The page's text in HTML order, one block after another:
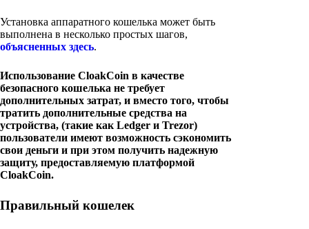
Установка аппаратного кошелька может быть
выполнена в несколько простых шагов,
объясненных здесь.
Использование CloakCoin в качестве
безопасного кошелька не требует
дополнительных затрат, и вместо того, чтобы
тратить дополнительные средства на
устройства, (такие как Ledger и Trezor)
пользователи имеют возможность сэкономить
свои деньги и при этом получить надежную
защиту, предоставляемую платформой
CloakCoin.
Правильный кошелек